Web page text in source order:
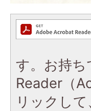
す。お持
Reader（
リックし